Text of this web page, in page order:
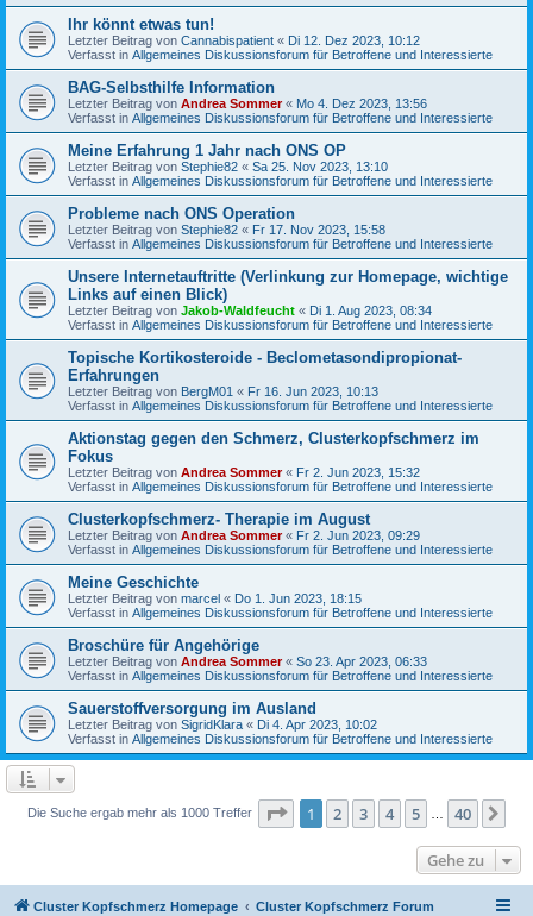
Ihr könnt etwas tun!
Letzter Beitrag von Cannabispatient « Di 12. Dez 2023, 10:12
Verfasst in Allgemeines Diskussionsforum für Betroffene und Interessierte
BAG-Selbsthilfe Information
Letzter Beitrag von Andrea Sommer« Mo 4. Dez 2023, 13:56
Verfasst in Allgemeines Diskussionsforum für Betroffene und Interessierte
Meine Erfahrung 1 Jahr nach ONS OP
Letzter Beitrag von Stephie82 « Sa 25. Nov 2023, 13:10
Verfasst in Allgemeines Diskussionsforum für Betroffene und Interessierte
Probleme nach ONS Operation
Letzter Beitrag von Stephie82 « Fr 17. Nov 2023, 15:58
Verfasst in Allgemeines Diskussionsforum für Betroffene und Interessierte
Unsere Internetauftritte (Verlinkung zur Homepage, wichtige
Links auf einen Blick)
Letzter Beitrag von Jakob-Waldfeucht « Di 1. Aug 2023, 08:34
Verfasst in Allgemeines Diskussionsforum für Betroffene und Interessierte
Topische Kortikosteroide - Beclometasondipropionat-
Erfahrungen
Letzter Beitrag von BergM01 « Fr 16. Jun 2023, 10:13
Verfasst in Allgemeines Diskussionsforum für Betroffene und Interessierte
Aktionstag gegen den Schmerz, Clusterkopfschmerz im
Fokus
Letzter Beitrag von Andrea Sommer« Fr 2. Jun 2023, 15:32
Verfasst in Allgemeines Diskussionsforum für Betroffene und Interessierte
Clusterkopfschmerz- Therapie im August
Letzter Beitrag von Andrea Sommer« Fr 2. Jun 2023, 09:29
Verfasst in Allgemeines Diskussionsforum für Betroffene und Interessierte
Meine Geschichte
Letzter Beitrag von marcel « Do 1. Jun 2023, 18:15
Verfasst in Allgemeines Diskussionsforum für Betroffene und Interessierte
Broschüre für Angehörige
Letzter Beitrag von Andrea Sommer« So 23. Apr 2023, 06:33
Verfasst in Allgemeines Diskussionsforum für Betroffene und Interessierte
Sauerstoffversorgung im Ausland
Letzter Beitrag von SigridKlara « Di 4. Apr 2023, 10:02
Verfasst in Allgemeines Diskussionsforum für Betroffene und Interessierte
Die Suche ergab mehr als 1000 Treffer Seite 1von 40
1 2 3 4 5 40
Gehe zu
Cluster Kopfschmerz Homepage Cluster Kopfschmerz Forum